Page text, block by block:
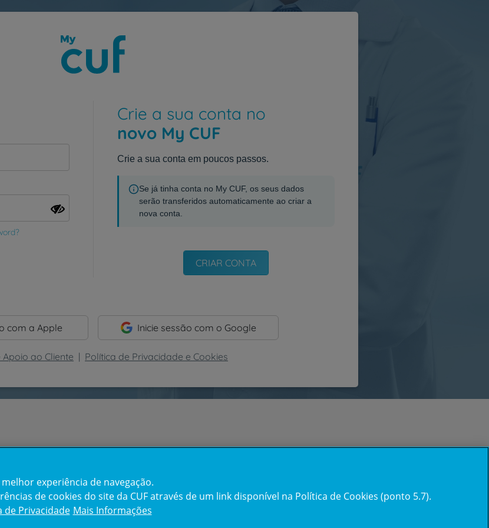
Crie a sua conta no
novo My CUF
Crie a sua conta em poucos passos.
Se já tinha conta no My CUF, os seus dados
serão transferidos automaticamente ao criar a
nova conta.
CRIAR CONTA
com a Apple Inicie sessão com o Google
Apoio ao Cliente | Política de Privacidade e Cookies
experiência de navegação.
de cookies do site da CUF através de um link disponível na Política de Cookies (ponto 5.7).
de Privacidade Mais Informações